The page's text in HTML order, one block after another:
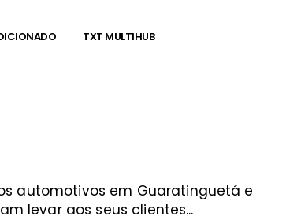
TXT MULTIHUB
automotivos em Guaratinguetá e
levar aos seus clientes...